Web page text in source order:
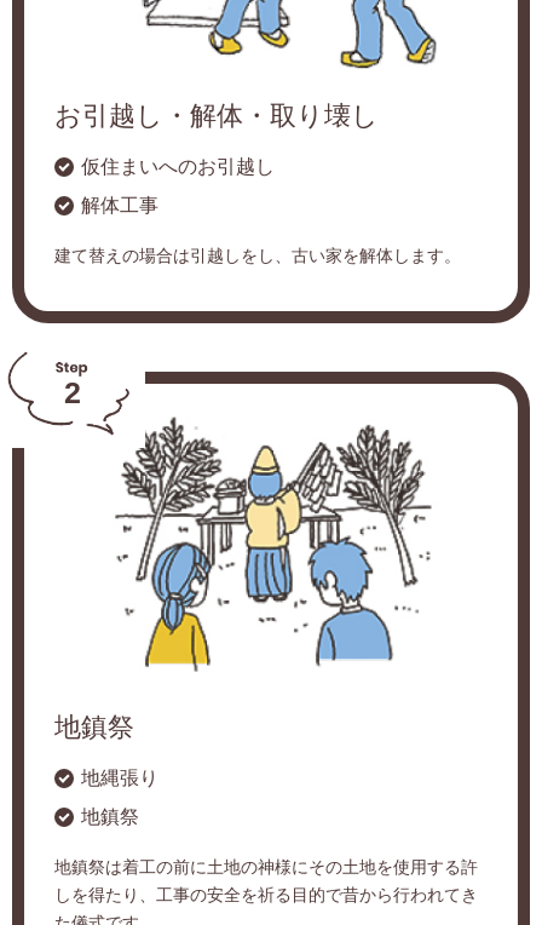
お引越し・解体・取り壊し
仮住まいへのお引越し
解体工事
建て替えの場合は引越しをし、古い家を解体します。
2
地鎮祭
地縄張り
地鎮祭
地鎮祭は着工の前に土地の神様にその土地を使用する許
しを得たり、工事の安全を祈る目的で昔から行われてき